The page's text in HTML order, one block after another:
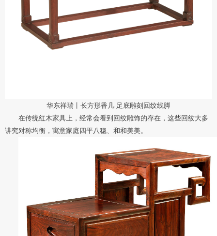
华东祥瑞丨长方形香几 足底雕刻回纹线脚
在传统红木家具上，经常会看到回纹雕饰的存在，这些回纹大多
讲究对称均衡， 寓意家庭四平八稳、和和美美。